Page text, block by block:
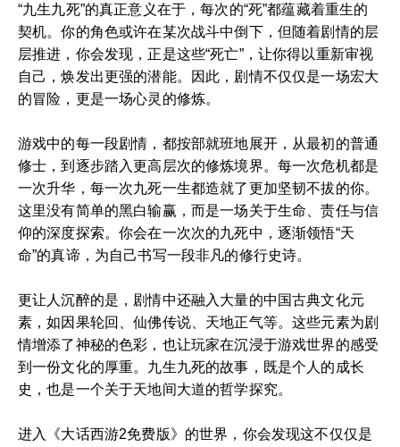
“九生九死”的真正意义在于，每次的“死”都蕴藏着重生的
契机。你的角色或许在某次战斗中倒下，但随着剧情的层
层推进，你会发现，正是这些“死亡”，让你得以重新审视
自己，焕发出更强的潜能。因此，剧情不仅仅是一场宏大
的冒险，更是一场心灵的修炼。
游戏中的每一段剧情，都按部就班地展开，从最初的普通
修士，到逐步踏入更高层次的修炼境界。每一次危机都是
一次升华，每一次九死一生都造就了更加坚韧不拔的你。
这里没有简单的黑白输赢，而是一场关于生命、责任与信
仰的深度探索。你会在一次次的九死中，逐渐领悟“天
命”的真谛，为自己书写一段非凡的修行史诗。
更让人沉醉的是，剧情中还融入大量的中国古典文化元
素，如因果轮回、仙佛传说、天地正气等。这些元素为剧
情增添了神秘的色彩，也让玩家在沉浸于游戏世界的感受
到一份文化的厚重。九生九死的故事，既是个人的成长
史，也是一个关于天地间大道的哲学探究。
进入《大话西游2免费版》的世界，你会发现这不仅仅是